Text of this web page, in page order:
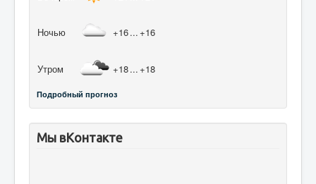
Ночью +16... +16
Утром +18... +18
Подробный прогноз
Мы вКонтакте